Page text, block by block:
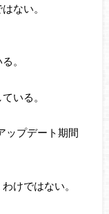
ない。
。
いる。
ップデート期間
けではない。